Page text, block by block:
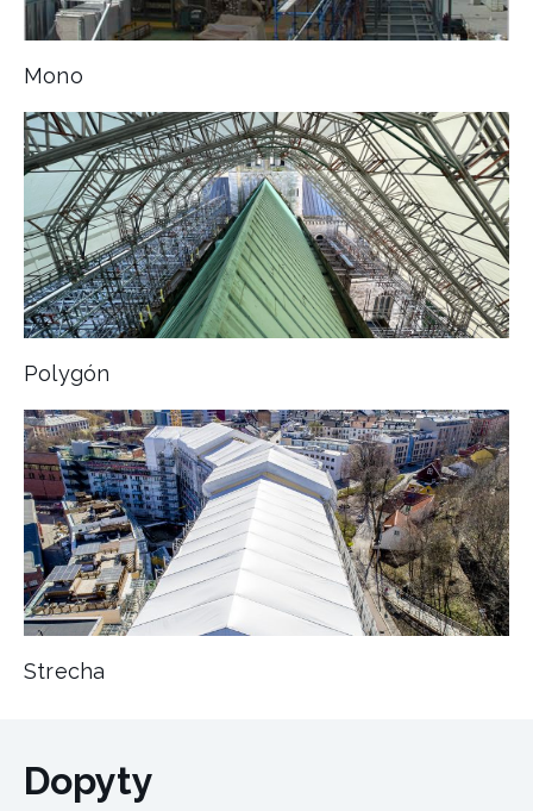
Mono
Polygón
Strecha
Dopyty